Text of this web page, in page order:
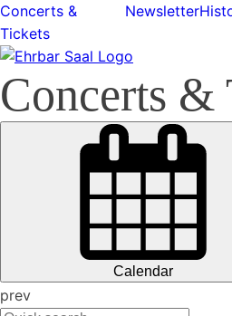
Concerts &
Tickets
Newsletter
Concerts &
Calendar
prev